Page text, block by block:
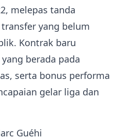
melepas tanda
yang belum
Kontrak baru
berada pada
serta bonus performa
gelar liga dan
Guéhi